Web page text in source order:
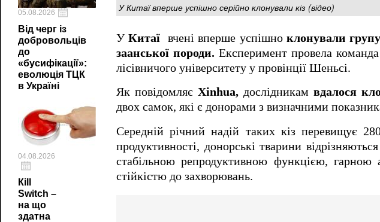
05.08.2026
Від черг із
добровольців
до
«бусифікації»:
еволюція ТЦК
в Україні
04.08.2026
Кill
Switch –
на що
здатна
У Китаї вперше успішно серійно клонували кіз (відео)
УКитаї вчені вперше успішноклонували
заанської породи. Експеримент провела команда
лісівничого університету у провінції Шеньсі.
Як повідомляє Xinhua,дослідникам вдалося
двох самок, які є донорами з визначними
Середній річний надій таких кіз перевищує
продуктивності, донорські тварини
стабільною репродуктивною функцією, гарною
стійкістю до захворювань.